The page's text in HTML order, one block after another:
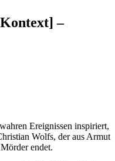
–
Ereignissen inspiriert,
Wolfs, der aus Armut
endet.